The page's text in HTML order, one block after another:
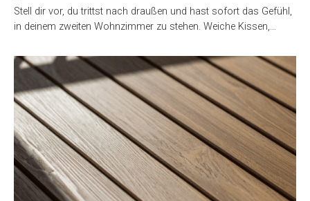
Stell dir vor, du trittst nach draußen und hast sofort das Gefühl,
in deinem zweiten Wohnzimmer zu stehen. Weiche Kissen,…